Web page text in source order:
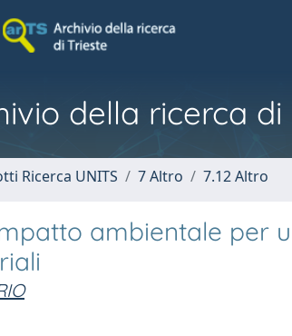
della ricerca di
Ricerca UNITS 7 Altro 7.12 Altro
ambientale per